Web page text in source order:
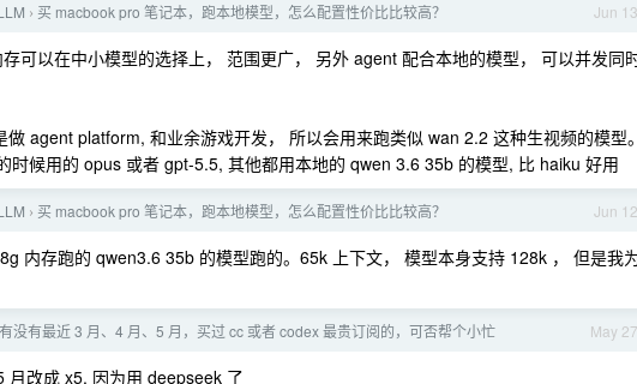
Jun 13
› 买 macbook pro 笔记本，跑本地模型，怎么配置性价比比较高？
可以在中小模型的选择上， 范围更广， 另外 agent 配合本地的模型， 可以并发同
agent platform, 和业余游戏开发， 所以会用来跑类似 wan 2.2 这种生视频的模型。
时候用的 opus 或者 gpt-5.5, 其他都用本地的 qwen 3.6 35b 的模型, 比 haiku 好用
Jun 12
› 买 macbook pro 笔记本，跑本地模型，怎么配置性价比比较高？
内存跑的 qwen3.6 35b 的模型跑的。65k 上下文， 模型本身支持 128k ， 但是我
May 27
有没有最近 3 月、4 月、5 月，买过 cc 或者 codex 最贵订阅的，可否帮个小忙
改成 x5, 因为用 deepseek 了